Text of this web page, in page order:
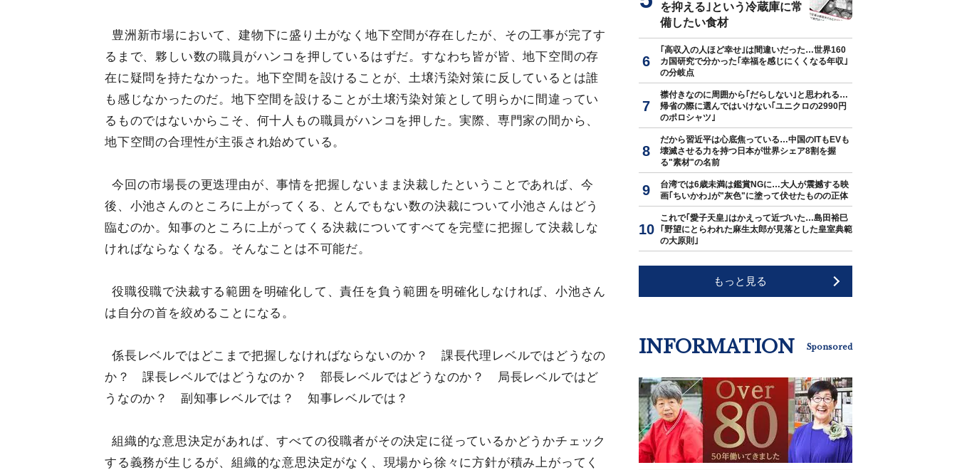
豊洲新市場において、建物下に盛り土がなく地下空間が存在したが、その工事が完了す
るまで、夥しい数の職員がハンコを押しているはずだ。すなわち皆が皆、地下空間の存
在に疑問を持たなかった。地下空間を設けることが、土壌汚染対策に反しているとは誰
も感じなかったのだ。地下空間を設けることが土壌汚染対策として明らかに間違ってい
るものではないからこそ、何十人もの職員がハンコを押した。実際、専門家の間から、
地下空間の合理性が主張され始めている。
今回の市場長の更迭理由が、事情を把握しないまま決裁したということであれば、今
後、小池さんのところに上がってくる、とんでもない数の決裁について小池さんはどう
臨むのか。知事のところに上がってくる決裁についてすべてを完璧に把握して決裁しな
ければならなくなる。そんなことは不可能だ。
役職役職で決裁する範囲を明確化して、責任を負う範囲を明確化しなければ、小池さん
は自分の首を絞めることになる。
係長レベルではどこまで把握しなければならないのか？ 課長代理レベルではどうなの
か？ 課長レベルではどうなのか？ 部長レベルではどうなのか？ 局長レベルではど
うなのか？ 副知事レベルでは？ 知事レベルでは？
組織的な意思決定があれば、すべての役職者がその決定に従っているかどうかチェック
する義務が生じるが、組織的な意思決定がなく、現場から徐々に方針が積み上がってく
を抑える｣という冷蔵庫に常
備したい食材
｢高収入の人ほど幸せ｣は間違いだった…世界160
カ国研究で分かった｢幸福を感じにくくなる年収｣
の分岐点
襟付きなのに周囲から｢だらしない｣と思われる…
帰省の際に選んではいけない｢ユニクロの2990円
のポロシャツ｣
だから習近平は心底焦っている…中国のITもEVも
壊滅させる力を持つ日本が世界シェア8割を握
る"素材"の名前
台湾では6歳未満は鑑賞NGに…大人が震撼する映
画｢ちいかわ｣が"灰色"に塗って伏せたものの正体
これで｢愛子天皇｣はかえって近づいた…島田裕巳
｢野望にとらわれた麻生太郎が見落とした皇室典範
の大原則｣
もっと見る
INFORMATION Sponsored